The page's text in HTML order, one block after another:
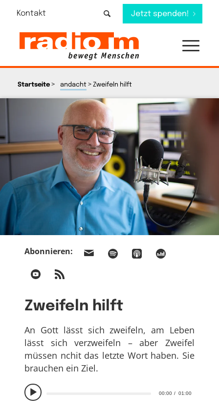
Kontakt Jetzt spenden!
Startseite> andacht> Zweifeln hilft
Abonnieren:
Zweifeln hilft
00:00 01:00
An Gott lässt sich zweifeln, am Leben
lässt sich verzweifeln – aber Zweifel
müssen nchit das letzte Wort haben. Sie
brauchen ein Ziel.